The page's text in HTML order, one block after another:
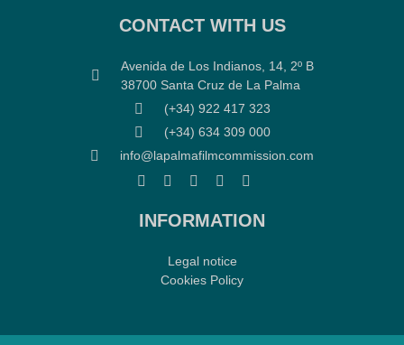
CONTACT WITH US
Avenida de Los Indianos, 14, 2º B
38700 Santa Cruz de La Palma
(+34) 922 417 323
(+34) 634 309 000
info@lapalmafilmcommission.com
INFORMATION
Legal notice
Cookies Policy